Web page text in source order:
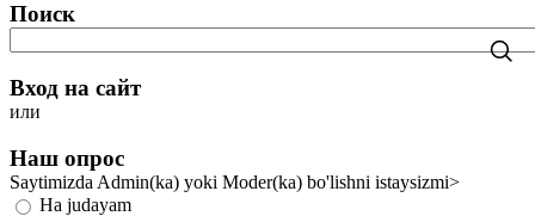
Поиск
Вход на сайт
или
Наш опрос
Saytimizda Admin(ka) yoki Moder(ka) bo'lishni istaysizmi>
Ha judayam